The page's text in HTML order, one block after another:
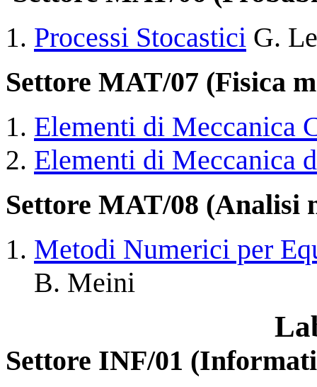
Processi Stocastici G.
Settore MAT/07 (Fisica
Elementi di Meccanica
Elementi di Meccanica
Settore MAT/08 (Analisi
Metodi Numerici per
B. Meini
Settore INF/01